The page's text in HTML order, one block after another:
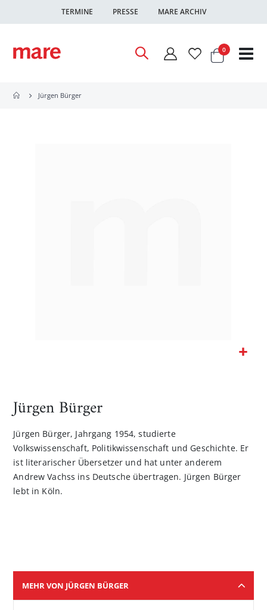
TERMINE PRESSE MARE ARCHIV
Warenkorb
0Artikel
Jürgen Bürger
Bildgalerie
Jürgen Bürger
Jürgen Bürger, Jahrgang 1954, studierte
Volkswissenschaft, Politikwissenschaft und Geschichte. Er
ist literarischer Übersetzer und hat unter anderem
Andrew Vachss ins Deutsche übertragen. Jürgen Bürger
lebt in Köln.
MEHR VON JÜRGEN BÜRGER